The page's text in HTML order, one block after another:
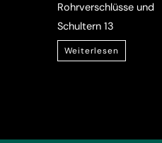
Rohrverschlüsse und
Schultern 13
Weiterlesen